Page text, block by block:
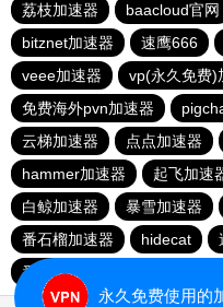
荔枝加速器
baacloud官网
bitznet加速器
速鹰666
veee加速器
vp(永久免费)
免费海外pvn加速器
云梯加速器
点点加速器
hammer加速器
起飞加速
白鲸加速器
暴雪加速器
番石榴加速器
hidecat
番石榴加速器
永久免费使用的